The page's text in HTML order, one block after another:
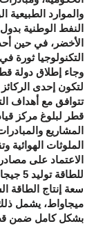
والموارد
النفط الوطنية
الأخضر، في حين
التكنولوجيا ثورة
وجاء إطلاق دولة
تتوافق مع أهداف
قطر لبلوغ مركز
المشاريع
الملوثات الهوائية
الاعتماد على
ميجاواط، يشمل
بشكل كامل ضمن